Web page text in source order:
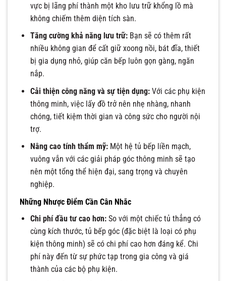
vực bị lãng phí thành một kho lưu trữ khổng lồ mà
không chiếm thêm diện tích sàn.
Tăng cường khả năng lưu trữ:Bạn sẽ có thêm rất
nhiều không gian để cất giữ xoong nồi, bát đĩa, thiết
bị gia dụng nhỏ, giúp căn bếp luôn gọn gàng, ngăn
nắp.
Cải thiện công năng và sự tiện dụng:Với các phụ kiện
thông minh, việc lấy đồ trở nên nhẹ nhàng, nhanh
chóng, tiết kiệm thời gian và công sức cho người nội
trợ.
Nâng cao tính thẩm mỹ:Một hệ tủ bếp liền mạch,
vuông vắn với các giải pháp góc thông minh sẽ tạo
nên một tổng thể hiện đại, sang trọng và chuyên
nghiệp.
Những Nhược Điểm Cần Cân Nhắc
Chi phí đầu tư cao hơn:So với một chiếc tủ thẳng có
cùng kích thước, tủ bếp góc (đặc biệt là loại có phụ
kiện thông minh) sẽ có chi phí cao hơn đáng kể. Chi
phí này đến từ sự phức tạp trong gia công và giá
thành của các bộ phụ kiện.